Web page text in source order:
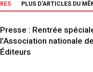
PLUS D'ARTICLES DU
Presse : Rentrée
l’Association nationale
Éditeurs